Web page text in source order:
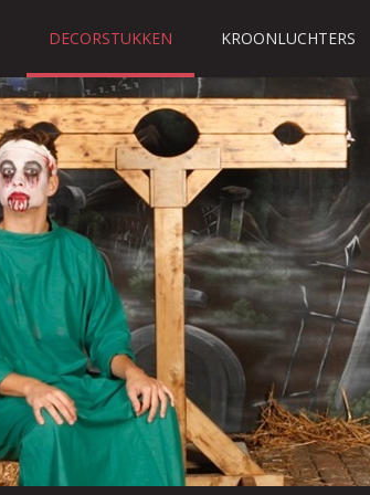
DECORSTUKKEN KROONLUCHTERS